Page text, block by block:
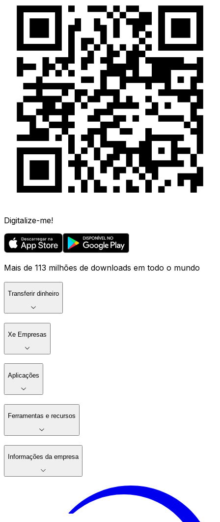
Digitalize-me!
Mais de 113 milhões de downloads em todo o mundo
Transferir dinheiro
Xe Empresas
Aplicações
Ferramentas e recursos
Informações da empresa